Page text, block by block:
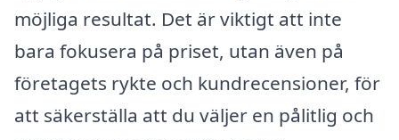
möjliga resultat. Det är viktigt att inte
bara fokusera på priset, utan även på
företagets rykte och kundrecensioner, för
att säkerställa att du väljer en pålitlig och